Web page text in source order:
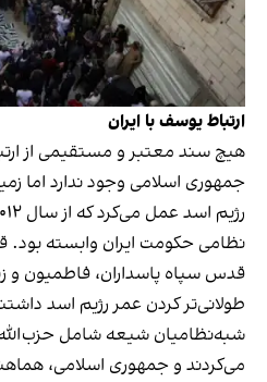
ارتباط یوسف با ایران
هیچ سند معتبر و مستقیمی از
جمهوری اسلامی وجود ندارد اما
نظامی حکومت ایران وابسته بود.
قدس سپاه پاسداران، فاطمیون و
طولانی‌تر کردن عمر رژیم اسد
شبه‌نظامیان شیعه شامل حزب‌الله
می‌کردند و جمهوری اسلامی،